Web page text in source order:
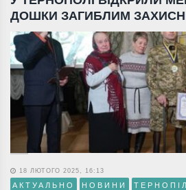
ДОШКИ ЗАГИБЛИМ
18 ЛЮТОГО 2025, 16:13
АКТУАЛЬНО НОВИНИ